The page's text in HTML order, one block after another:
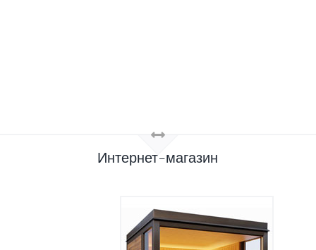
Интернет-магазин